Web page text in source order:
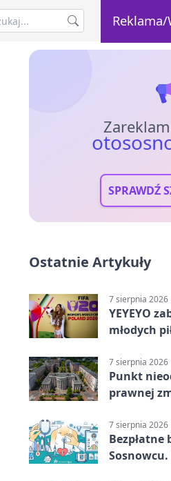
Reklama/
SPRAWDŹ
Ostatnie Artykuły
7 sierpnia 2026
YEYEYO
młodych
7 sierpnia 2026
Punkt
prawnej
7 sierpnia 2026
Sosnowcu.